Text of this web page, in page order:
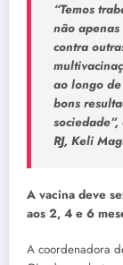
“Temos
não
contra
ao longo
bons
RJ, Keli
A vacina deve
aos 2, 4 e 6
A coordenadora